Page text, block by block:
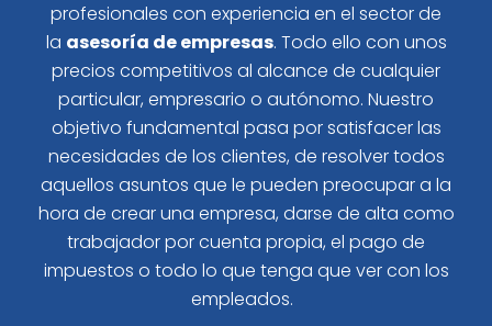
profesionales con experiencia en el sector de
la asesoría de empresas. Todo ello con unos
precios competitivos al alcance de cualquier
particular, empresario o autónomo. Nuestro
objetivo fundamental pasa por satisfacer las
necesidades de los clientes, de resolver todos
aquellos asuntos que le pueden preocupar a la
hora de crear una empresa, darse de alta como
trabajador por cuenta propia, el pago de
impuestos o todo lo que tenga que ver con los
empleados.